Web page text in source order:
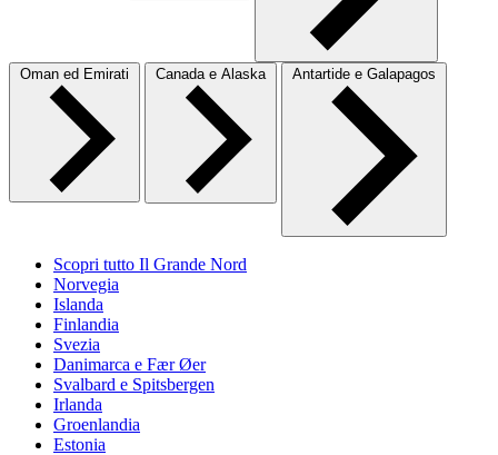
Oman ed Emirati Canada e Alaska Antartide e Galapagos
Scopri tutto Il Grande Nord
Norvegia
Islanda
Finlandia
Svezia
Danimarca e Fær Øer
Svalbard e Spitsbergen
Irlanda
Groenlandia
Estonia